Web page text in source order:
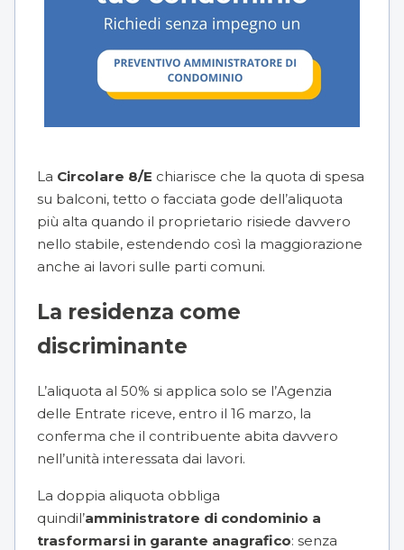
La Circolare 8/E chiarisce che la quota di spesa
su balconi, tetto o facciata gode dell’aliquota
più alta quando il proprietario risiede davvero
nello stabile, estendendo così la maggiorazione
anche ai lavori sulle parti comuni.
La residenza come
discriminante
L’aliquota al 50% si applica solo se l’Agenzia
delle Entrate riceve, entro il 16 marzo, la
conferma che il contribuente abita davvero
nell’unità interessata dai lavori.
La doppia aliquota obbliga
quindil’amministratore di condominio a
trasformarsi in garante anagrafico: senza